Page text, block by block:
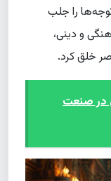
را جلب
و دینی،
خلق کرد.
صنعت